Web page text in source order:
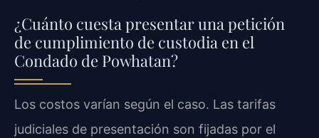
¿Cuánto cuesta presentar una petición
de cumplimiento de custodia en el
Condado de Powhatan?
Los costos varían según el caso. Las tarifas
judiciales de presentación son fijadas por el